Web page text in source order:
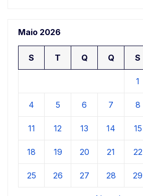
Maio 2026
S T Q Q S
1
4 5 6 7 8
11 12 13 14 15
18 19 20 21 22
25 26 27 28 29